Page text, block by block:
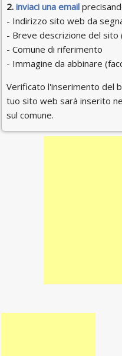
2. inviaci una email
- Indirizzo sito web da
- Breve descrizione del sito
- Comune di riferimento
- Immagine da abbinare
Verificato l'inserimento del
tuo sito web sarà inserito
sul comune.